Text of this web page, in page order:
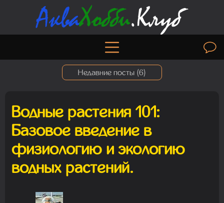
Недавние посты (6)
Madam
08.08.2026 17:32:47
Madam
Водные растения 101:
Базовое введение в
физиологию и экологию
водных растений.